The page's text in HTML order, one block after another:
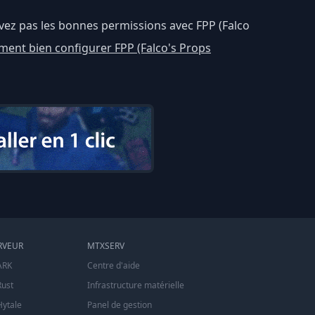
pas les bonnes permissions avec FPP (Falco
bien configurer FPP (Falco's Props
MTXSERV
Centre d'aide
Infrastructure matérielle
Panel de gestion